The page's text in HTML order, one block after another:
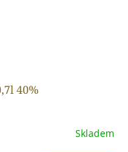
40%
Skladem